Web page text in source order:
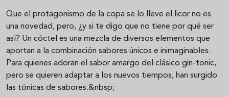
Que el protagonismo de la copa se lo lleve el licor no es
una novedad, pero, ¿y si te digo que no tiene por qué ser
así? Un cóctel es una mezcla de diversos elementos que
aportan a la combinación sabores únicos e inimaginables.
Para quienes adoran el sabor amargo del clásico gin-tonic,
pero se quieren adaptar a los nuevos tiempos, han surgido
las tónicas de sabores.&nbsp;